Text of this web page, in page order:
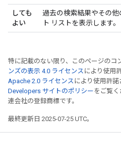
しても
よい
過去の検索結果やその
ト リストを表示します。
特に記載のない限り、このページのコ
ンズの表示 4.0 ライセンス により使用
Apache 2.0 ライセンス により使用許諾
Developers サイトのポリシー をご覧
連会社の登録商標です。
最終更新日 2025-07-25 UTC。